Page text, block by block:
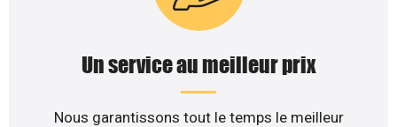
Un service au meilleur prix
Nous garantissons tout le temps le meilleur